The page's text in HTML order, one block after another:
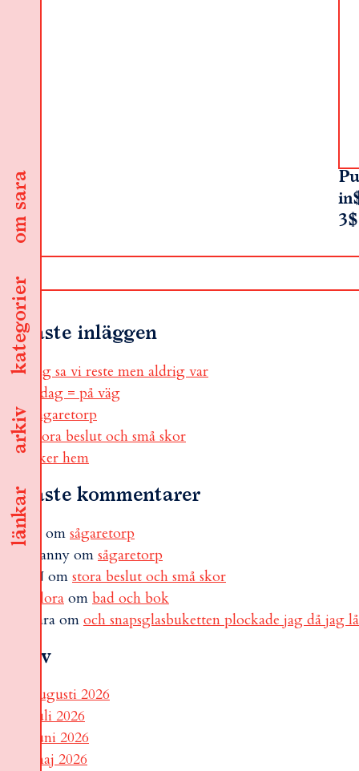
länkar
arkiv
kategorier
om sara
in
Senaste inläggen
jag sa vi reste men aldrig var
i dag = på väg
sågaretorp
stora beslut och små skor
åker hem
Senaste kommentarer
om sågaretorp
Fanny om sågaretorp
N om stora beslut och små skor
Flora om bad och bok
sara om och snapsglasbuketten plockade jag då
Arkiv
augusti 2026
juli 2026
juni 2026
maj 2026